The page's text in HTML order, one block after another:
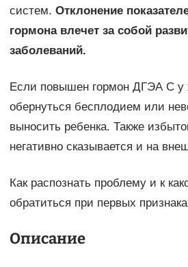
систем. Отклонение
гормона влечет за собой
заболеваний.
Если повышен гормон ДГЭА С у
обернуться бесплодием или
выносить ребенка. Также
негативно сказывается и на
Как распознать проблему и к
обратиться при первых
Описание